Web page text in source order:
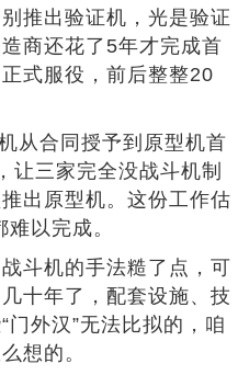
推出验证机，光是验证
商还花了5年才完成首
式服役，前后整整20
从合同授予到原型机首
让三家完全没战斗机制
出原型机。这份工作估
以完成。
斗机的手法糙了点，可
十年了，配套设施、技
外汉”无法比拟的，咱
想的。